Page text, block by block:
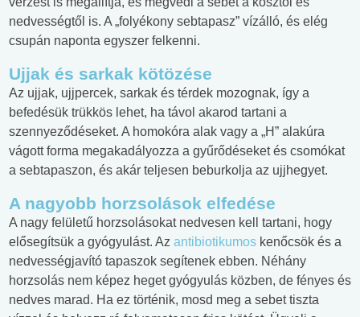
nedvességtől is. A „folyékony sebtapasz” vízálló, és elég
csupán naponta egyszer felkenni.
Ujjak és sarkak kötözése
Az ujjak, ujjpercek, sarkak és térdek mozognak, így a
befedésük trükkös lehet, ha távol akarod tartani a
szennyeződéseket. A homokóra alak vagy a „H” alakúra
vágott forma megakadályozza a gyűrődéseket és csomókat
a sebtapaszon, és akár teljesen beburkolja az ujjhegyet.
A nagyobb horzsolások elfedése
A nagy felületű horzsolásokat nedvesen kell tartani, hogy
elősegítsük a gyógyulást. Az antibiotikumos kenőcsök és a
nedvességjavító tapaszok segítenek ebben. Néhány
horzsolás nem képez heget gyógyulás közben, de fényes és
nedves marad. Ha ez történik, mosd meg a sebet tiszta